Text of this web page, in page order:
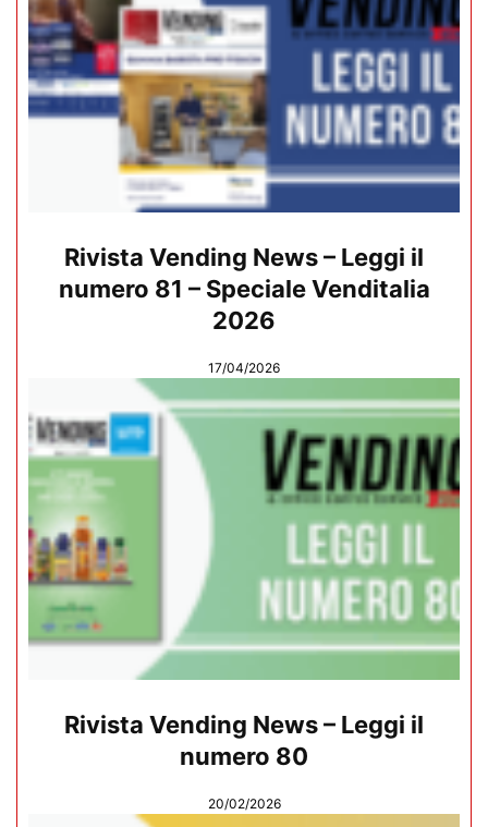
Rivista Vending News – Leggi il
numero 81 – Speciale Venditalia
2026
17/04/2026
Rivista Vending News – Leggi il
numero 80
20/02/2026